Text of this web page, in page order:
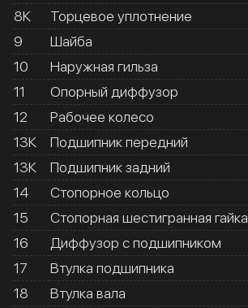
8К
Торцевое уплотнение
9
Шайба
10
Наружная гильза
11
Опорный диффузор
12
Рабочее колесо
13К
Подшипник передний
13К
Подшипник задний
14
Стопорное кольцо
15
Стопорная шестигранная гайка
16
Диффузор с подшипником
17
Втулка подшипника
18
Втулка вала